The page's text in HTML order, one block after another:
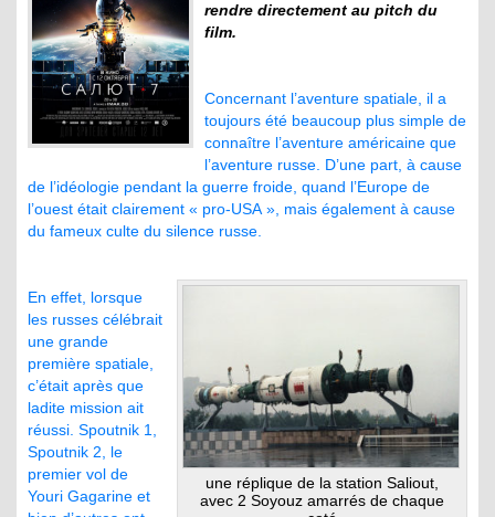
rendre directement au pitch du
film.
Concernant l’aventure spatiale, il a
toujours été beaucoup plus simple de
connaître l’aventure américaine que
l’aventure russe. D’une part, à cause
de l’idéologie pendant la guerre froide, quand l’Europe de
l’ouest était clairement « pro-USA », mais également à cause
du fameux culte du silence russe.
une réplique de la station Saliout,
avec 2 Soyouz amarrés de chaque
En effet, lorsque
les russes célébrait
une grande
première spatiale,
c’était après que
ladite mission ait
réussi. Spoutnik 1,
Spoutnik 2, le
premier vol de
Youri Gagarine et